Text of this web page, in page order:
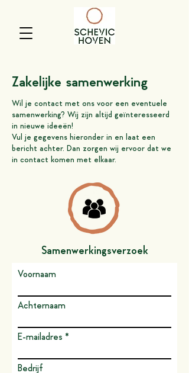
Zakelijke samenwerking
Wil je contact met ons voor een eventuele
samenwerking? Wij zijn altijd geïnteresseerd
in nieuwe ideeën!
Vul je gegevens hieronder in en laat een
bericht achter. Dan zorgen wij ervoor dat we
in contact komen met elkaar.
Samenwerkingsverzoek
Voornaam
Achternaam
E-mailadres
Bedrijf